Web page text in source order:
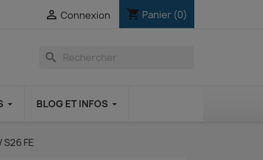
 Connexion shopping_cart Panier (0)
search
BLOG ET INFOS
FE